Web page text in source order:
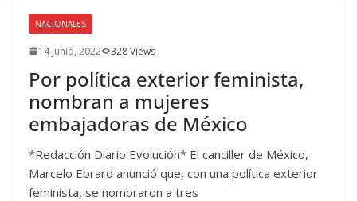
NACIONALES
14 junio, 2022 328 Views
Por política exterior feminista,
nombran a mujeres
embajadoras de México
*Redacción Diario Evolución* El canciller de México,
Marcelo Ebrard anunció que, con una política exterior
feminista, se nombraron a tres